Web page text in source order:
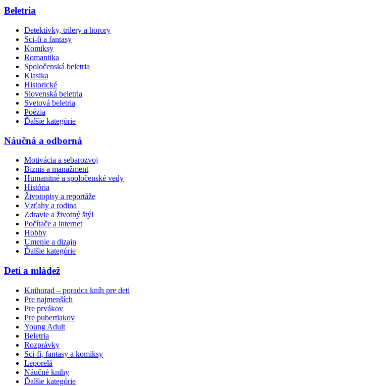
Beletria
Detektívky, trilery a horory
Sci-fi a fantasy
Komiksy
Romantika
Spoločenská beletria
Klasika
Historické
Slovenská beletria
Svetová beletria
Poézia
Ďalšie kategórie
Náučná a odborná
Motivácia a sebarozvoj
Biznis a manažment
Humanitné a spoločenské vedy
História
Životopisy a reportáže
Vzťahy a rodina
Zdravie a životný štýl
Počítače a internet
Hobby
Umenie a dizajn
Ďalšie kategórie
Deti a mládež
Knihorad – poradca kníh pre deti
Pre najmenších
Pre prvákov
Pre pubertiakov
Young Adult
Beletria
Rozprávky
Sci-fi, fantasy a komiksy
Leporelá
Náučné knihy
Ďalšie kategórie